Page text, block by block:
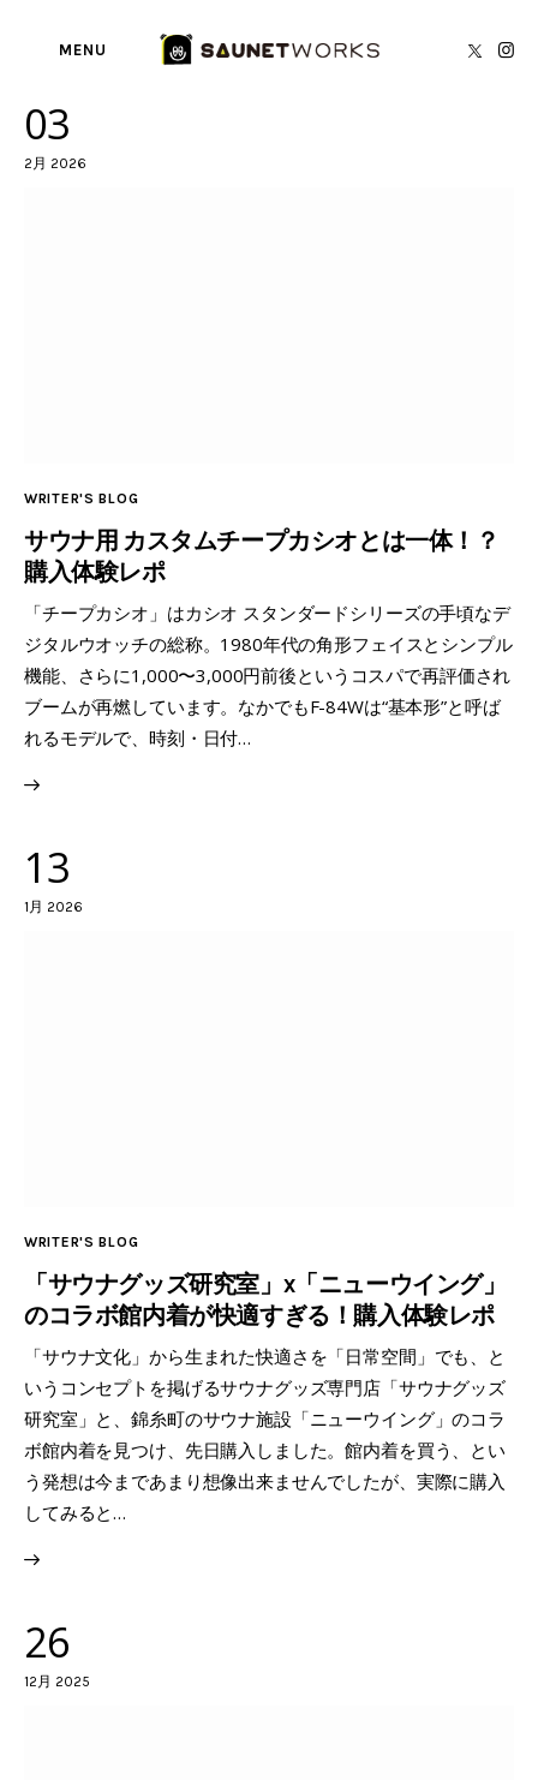
MENU
BY YUKIHIRO KATO
03
2月 2026
WRITER'S BLOG
サウナ用 カスタムチープカシオとは一体！？
購入体験レポ
「チープカシオ」はカシオ スタンダードシリーズの手頃なデ
ジタルウオッチの総称。1980年代の角形フェイスとシンプル
機能、さらに1,000〜3,000円前後というコスパで再評価され
ブームが再燃しています。なかでもF-84Wは“基本形”と呼ば
れるモデルで、時刻・日付…
13
1月 2026
WRITER'S BLOG
「サウナグッズ研究室」x「ニューウイング」
のコラボ館内着が快適すぎる！購入体験レポ
「サウナ文化」から生まれた快適さを「日常空間」でも、と
いうコンセプトを掲げるサウナグッズ専門店「サウナグッズ
研究室」と、錦糸町のサウナ施設「ニューウイング」のコラ
ボ館内着を見つけ、先日購入しました。館内着を買う、とい
う発想は今まであまり想像出来ませんでしたが、実際に購入
してみると…
26
12月 2025